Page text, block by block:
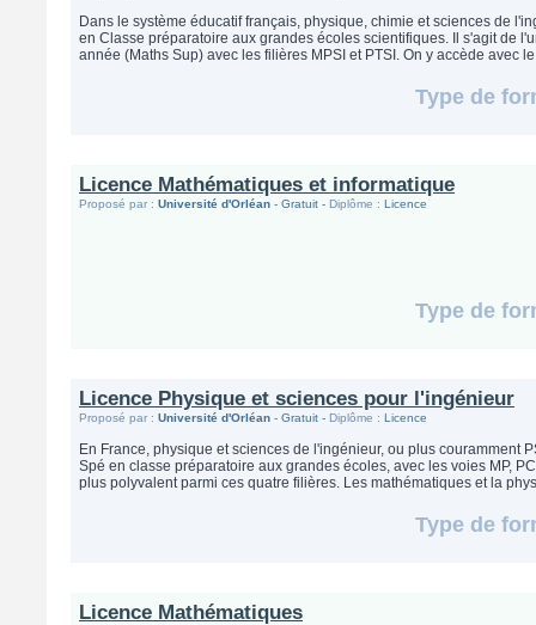
Dans le système éducatif français, physique, chimie et sciences de
en Classe préparatoire aux grandes écoles scientifiques. Il s'agit de
année (Maths Sup) avec les filières MPSI et PTSI. On y accède avec
Type de
Licence Mathématiques et informatique
Proposé par : Université d'Orléan - Gratuit - Diplôme : Licence
Type de
Licence Physique et sciences pour l'ingénieur
Proposé par : Université d'Orléan - Gratuit - Diplôme : Licence
En France, physique et sciences de l'ingénieur, ou plus couramment
Spé en classe préparatoire aux grandes écoles, avec les voies MP,
plus polyvalent parmi ces quatre filières. Les mathématiques et la
Type de
Licence Mathématiques